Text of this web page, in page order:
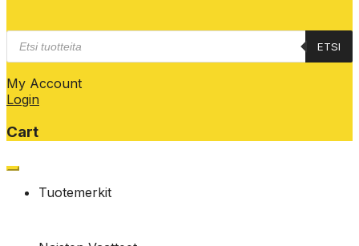
Products
search
ETSI
My Account
Login
Cart
Skip
contentTuotemerkit